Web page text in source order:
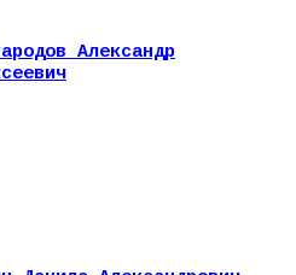
Александр